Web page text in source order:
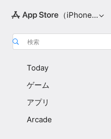
（iPhone向け）
検索
Today
ゲーム
アプリ
Arcade